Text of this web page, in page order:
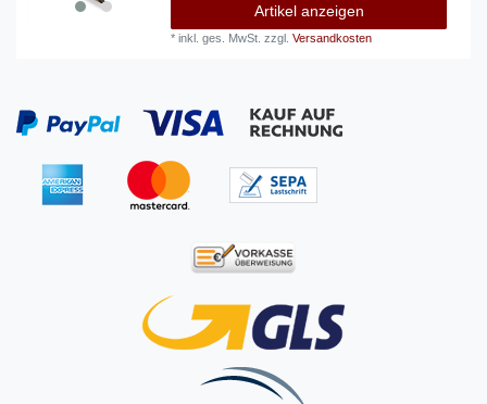
Artikel anzeigen
*inkl. ges. MwSt. zzgl.Versandkosten